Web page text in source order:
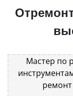
Мастер по